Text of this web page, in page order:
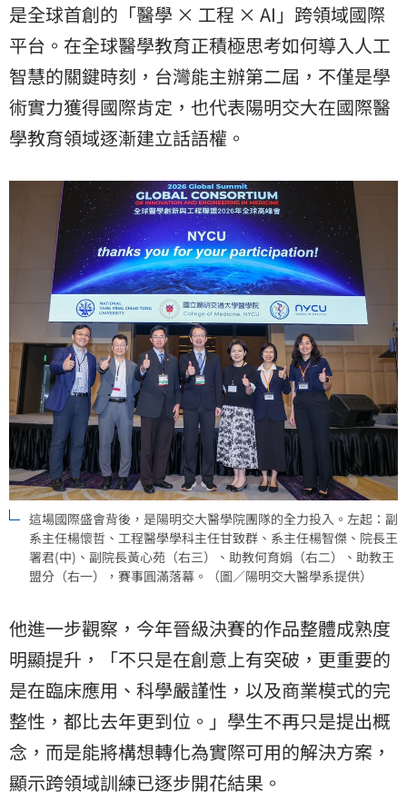
是全球首創的「醫學 × 工程 × AI」跨領域國際
平台。在全球醫學教育正積極思考如何導入人工
智慧的關鍵時刻，台灣能主辦第二屆，不僅是學
術實力獲得國際肯定，也代表陽明交大在國際醫
學教育領域逐漸建立話語權。
這場國際盛會背後，是陽明交大醫學院團隊的全力投入。左起：副
系主任楊懷哲、工程醫學學科主任甘致群、系主任楊智傑、院長王
署君(中)、副院長黃心苑（右三）、助教何育娟（右二）、助教王
盟分（右一），賽事圓滿落幕。（圖／陽明交大醫學系提供）
他進一步觀察，今年晉級決賽的作品整體成熟度
明顯提升，「不只是在創意上有突破，更重要的
是在臨床應用、科學嚴謹性，以及商業模式的完
整性，都比去年更到位。」學生不再只是提出概
念，而是能將構想轉化為實際可用的解決方案，
顯示跨領域訓練已逐步開花結果。